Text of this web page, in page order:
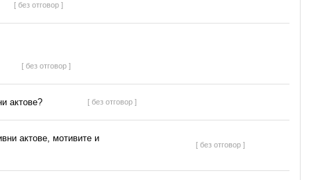
[ без отговор ]
[ без отговор ]
актове? [ без отговор ]
актове, мотивите и
[ без отговор ]